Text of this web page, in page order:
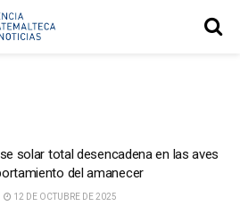
solar total desencadena en las aves
del amanecer
12 DE OCTUBRE DE 2025